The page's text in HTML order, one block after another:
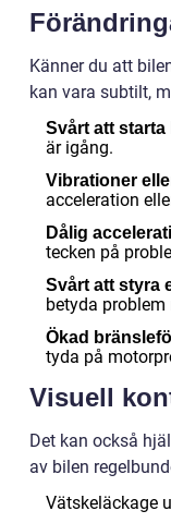
Känner du att
kan vara subtilt,
Svårt att starta
är igång.
Vibrationer
acceleration
Dålig
tecken på
Svårt att styra
betyda
Ökad
tyda på
Visuell
Det kan också
av bilen
Vätskeläckage